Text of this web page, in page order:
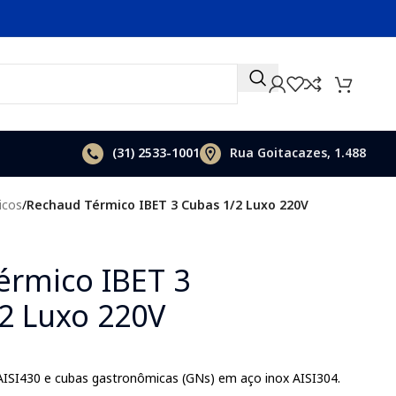
(31) 2533-1001 Rua Goitacazes, 1.488
/Rechaud Térmico IBET 3 Cubas 1/2 Luxo 220V
IBET 3
Luxo 220V
e cubas gastronômicas (GNs) em aço inox AISI304.